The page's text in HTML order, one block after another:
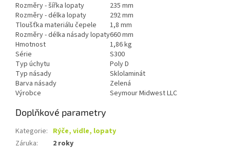
Rozměry - šířka lopaty
235 mm
Rozměry - délka lopaty
292 mm
Tloušťka materiálu čepele
1,8 mm
Rozměry - délka násady lopaty660 mm
Hmotnost
1,86 kg
Série
S300
Typ úchytu
Poly D
Typ násady
Sklolaminát
Barva násady
Zelená
Výrobce
Seymour Midwest LLC
Doplňkové parametry
Kategorie: Rýče, vidle, lopaty
Záruka:
2 roky